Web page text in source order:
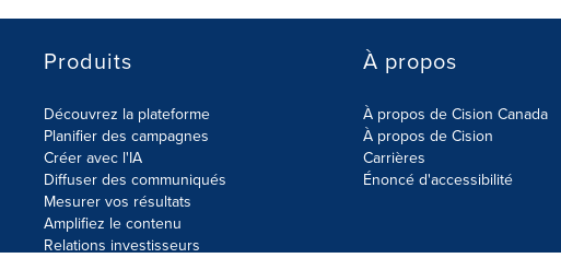
Produits
Découvrez la plateforme
Planifier des campagnes
Créer avec l'IA
Diffuser des communiqués
Mesurer vos résultats
Amplifiez le contenu
Relations investisseurs
À propos
À propos de Cision Canada
À propos de Cision
Carrières
Énoncé d'accessibilité